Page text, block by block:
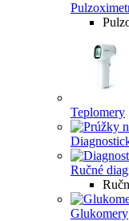
Teplomery
Ručné
Glukomery